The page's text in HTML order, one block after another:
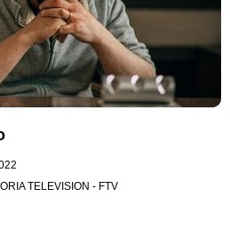
TELEVISION - FTV